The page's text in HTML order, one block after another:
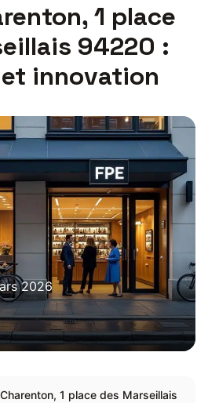
1 place
94220 :
innovation
2026
Charenton, 1 place des Marseillais